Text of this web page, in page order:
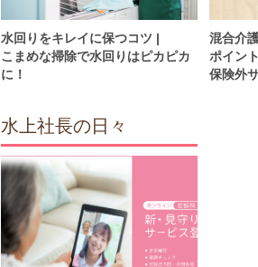
水回りをキレイに保つコツ |
こまめな掃除で水回りはピカピカ
に！
混合介
ポイン
保険外
水上社長の日々